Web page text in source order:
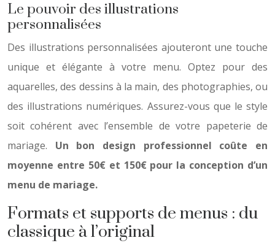
Le pouvoir des illustrations
personnalisées
Des illustrations personnalisées ajouteront une touche
unique et élégante à votre menu. Optez pour des
aquarelles, des dessins à la main, des photographies, ou
des illustrations numériques. Assurez-vous que le style
soit cohérent avec l’ensemble de votre papeterie de
mariage. Un bon design professionnel coûte en
moyenne entre 50€ et 150€ pour la conception d’un
menu de mariage.
Formats et supports de menus : du
classique à l’original